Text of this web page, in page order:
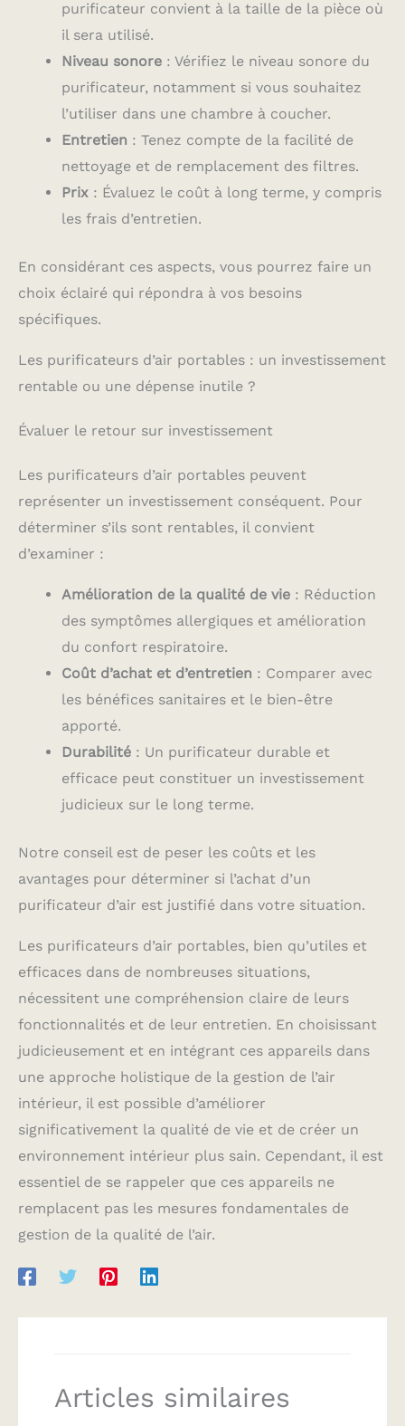
purificateur convient à la taille de la pièce où
il sera utilisé.
Niveau sonore : Vérifiez le niveau sonore du
purificateur, notamment si vous souhaitez
l’utiliser dans une chambre à coucher.
Entretien : Tenez compte de la facilité de
nettoyage et de remplacement des filtres.
Prix : Évaluez le coût à long terme, y compris
les frais d’entretien.
En considérant ces aspects, vous pourrez faire un
choix éclairé qui répondra à vos besoins
spécifiques.
Les purificateurs d’air portables : un investissement
rentable ou une dépense inutile ?
Évaluer le retour sur investissement
Les purificateurs d’air portables peuvent
représenter un investissement conséquent. Pour
déterminer s’ils sont rentables, il convient
d’examiner :
Amélioration de la qualité de vie : Réduction
des symptômes allergiques et amélioration
du confort respiratoire.
Coût d’achat et d’entretien : Comparer avec
les bénéfices sanitaires et le bien-être
apporté.
Durabilité : Un purificateur durable et
efficace peut constituer un investissement
judicieux sur le long terme.
Notre conseil est de peser les coûts et les
avantages pour déterminer si l’achat d’un
purificateur d’air est justifié dans votre situation.
Les purificateurs d’air portables, bien qu’utiles et
efficaces dans de nombreuses situations,
nécessitent une compréhension claire de leurs
fonctionnalités et de leur entretien. En choisissant
judicieusement et en intégrant ces appareils dans
une approche holistique de la gestion de l’air
intérieur, il est possible d’améliorer
significativement la qualité de vie et de créer un
environnement intérieur plus sain. Cependant, il est
essentiel de se rappeler que ces appareils ne
remplacent pas les mesures fondamentales de
gestion de la qualité de l’air.
Articles similaires